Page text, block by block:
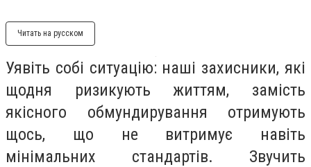
Читать на русском
Уявіть собі ситуацію: наші захисники, які
щодня ризикують життям, замість
якісного обмундирування отримують
щось, що не витримує навіть
мінімальних стандартів. Звучить